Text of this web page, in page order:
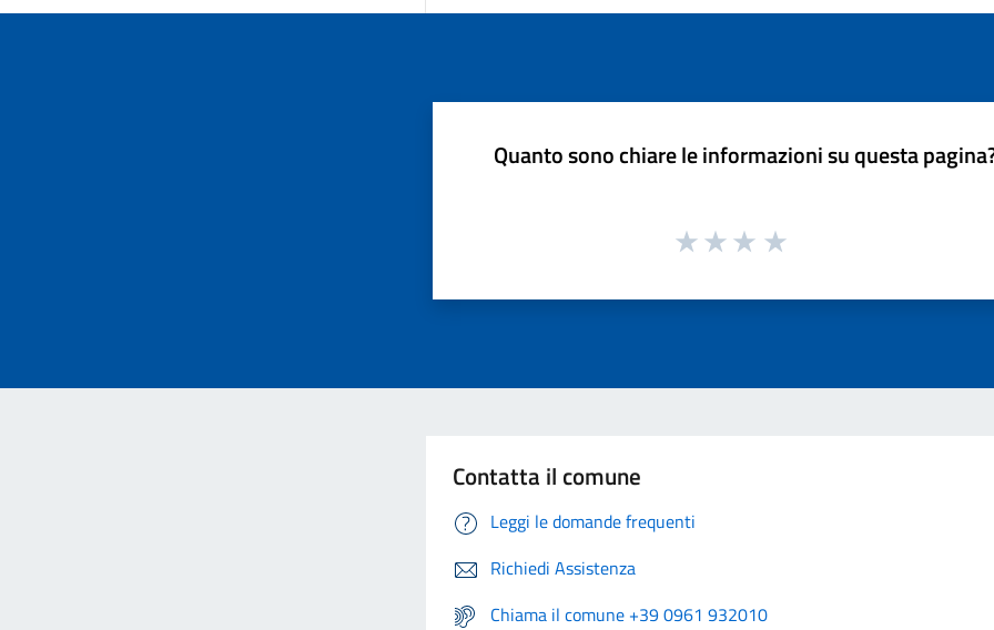
Quanto sono chiare le informazioni su questa
Contatta il comune
Leggi le domande frequenti
Richiedi Assistenza
Chiama il comune +39 0961 932010